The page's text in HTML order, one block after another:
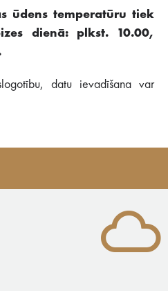
ūdens temperatūru tiek
dienā: plkst. 10.00,
datu ievadīšana var